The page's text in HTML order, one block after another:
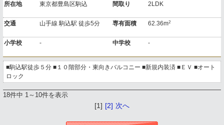
所在地 東京都豊島区駒込 間取り 2LDK
交通 山手線 駒込駅 徒歩5分 専有面積 62.36m2
小学校 - 中学校 -
■駒込駅徒歩５分 ■１０階部分・東向きバルコニー ■新規内装済 ■ＥＶ ■オート
ロック
18件中 1～10件を表示
[1] [2] 次へ